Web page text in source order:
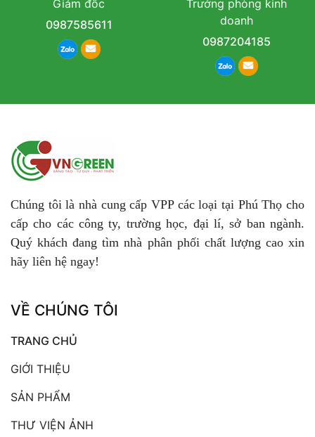
Giám đốc
0987585611
Trưởng phòng kinh
doanh
0987204185
Chúng tôi là nhà cung cấp VPP các loại tại Phú Thọ cho
cấp cho các công ty, trường học, đại lí, sở ban ngành.
Quý khách đang tìm nhà phân phối chất lượng cao xin
hãy liên hệ ngay!
VỀ CHÚNG TÔI
TRANG CHỦ
GIỚI THIỆU
SẢN PHẨM
THƯ VIỆN ẢNH